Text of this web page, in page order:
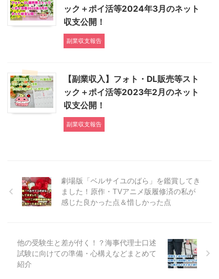
ック＋ポイ活等2024年3月のネット
収支公開！
副業収支報告
【副業収入】フォト・DL販売等スト
ック＋ポイ活等2023年2月のネット
収支公開！
副業収支報告
劇場版「ベルサイユのばら」を鑑賞してき
ました！原作・TVアニメ版履修済の私が
感じた良かった点＆惜しかった点
他の受験生と差が付く！？海事代理士口述
試験に向けての準備・心構えなどまとめて
紹介